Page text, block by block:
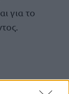
για το